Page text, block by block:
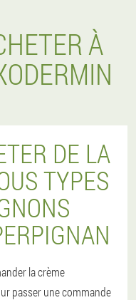
À
DE LA
TYPES
la crème
passer une commande